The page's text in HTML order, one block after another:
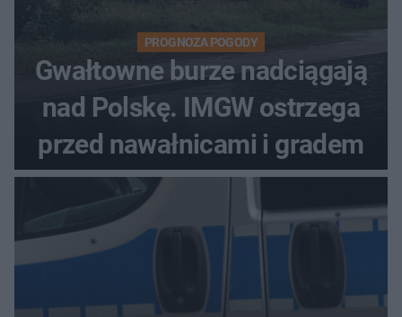
PROGNOZA POGODY
Gwałtowne burze nadciągają
nad Polskę. IMGW ostrzega
przed nawałnicami i gradem